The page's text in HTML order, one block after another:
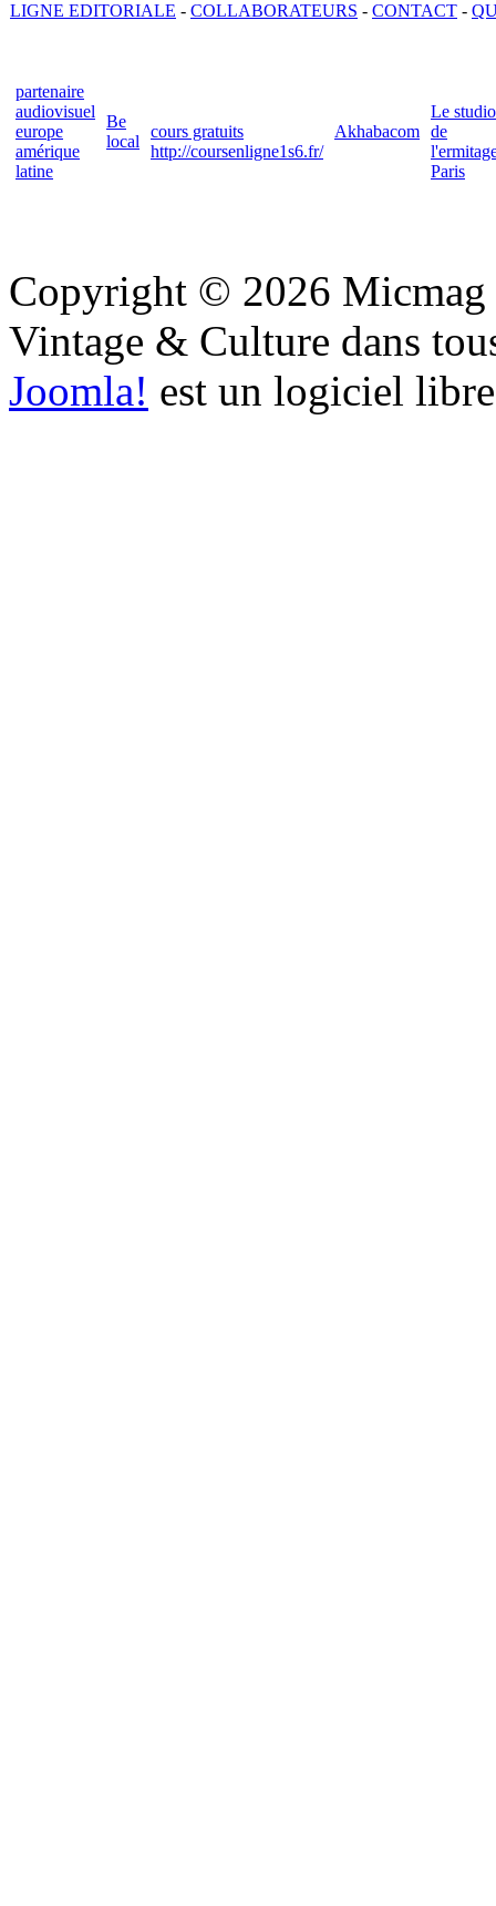
LIGNE EDITORIALE - COLLABORATEURS - CONTACT -
partenaire
audiovisuel
europe
amérique
latine
Be
local
cours gratuits
http://coursenligne1s6.fr/
Akhabacom
Le studio
de
Paris
Copyright © 2026 Micmag
Vintage & Culture dans
Joomla! est un logiciel